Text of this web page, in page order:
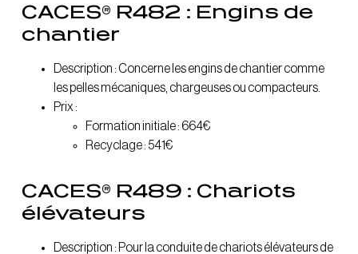
CACES® R482 : Engins de
chantier
Description : Concerne les engins de chantier comme
les pelles mécaniques, chargeuses ou compacteurs.
Prix :
Formation initiale : 664€
Recyclage : 541€
CACES® R489 : Chariots
élévateurs
Description : Pour la conduite de chariots élévateurs de